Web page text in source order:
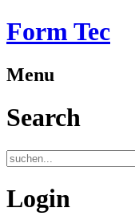
Form Tec
Menu
Search
Login